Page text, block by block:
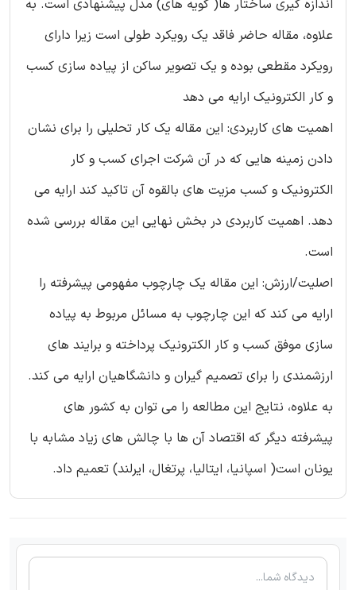
اندازه گیری ساختار ها( گویه های) مدل پیشنهادی است. به
علاوه، مقاله حاضر فاقد یک رویکرد طولی است زیرا دارای
رویکرد مقطعی بوده و یک تصویر ساکن از پیاده سازی کسب
و کار الکترونیک ارایه می دهد
اهمیت های کاربردی: این مقاله یک کار تحلیلی را برای نشان
دادن زمینه هایی که در آن شرکت اجرای کسب و کار
الکترونیک و کسب مزیت های بالقوه آن تاکید کند ارایه می
دهد. اهمیت کاربردی در بخش نهایی این مقاله بررسی شده
است.
اصلیت/ارزش: این مقاله یک چارچوب مفهومی پیشرفته را
ارایه می کند که این چارچوب به مسائل مربوط به پیاده
سازی موفق کسب و کار الکترونیک پرداخته و برایند های
ارزشمندی را برای تصمیم گیران و دانشگاهیان ارایه می کند.
به علاوه، نتایج این مطالعه را می توان به کشور های
پیشرفته دیگر که اقتصاد آن ها با چالش های زیاد مشابه با
یونان است( اسپانیا، ایتالیا، پرتغال، ایرلند) تعمیم داد.